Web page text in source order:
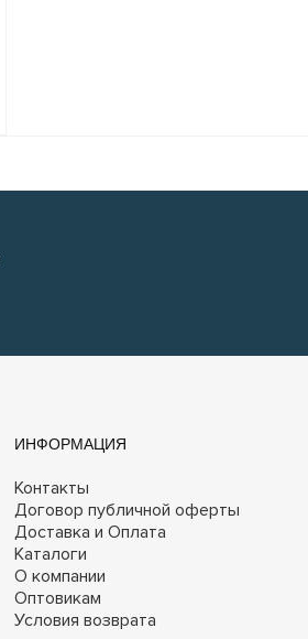
ИНФОРМАЦИЯ
Контакты
Договор публичной оферты
Доставка и Оплата
Каталоги
О компании
Оптовикам
Условия возврата